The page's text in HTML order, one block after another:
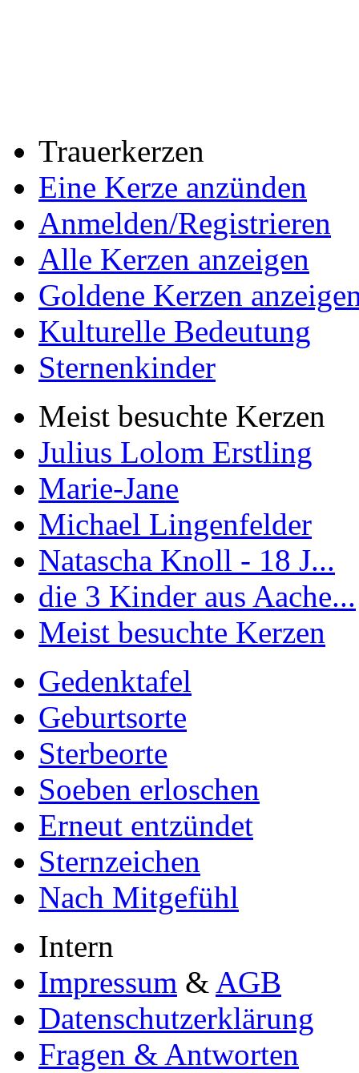
Trauerkerzen
Eine Kerze anzünden
Anmelden/Registrieren
Alle Kerzen anzeigen
Goldene Kerzen
Kulturelle Bedeutung
Sternenkinder
Meist besuchte Kerzen
Julius Lolom Erstling
Marie-Jane
Michael Lingenfelder
Natascha Knoll - 18 J...
die 3 Kinder aus Aache...
Meist besuchte Kerzen
Gedenktafel
Geburtsorte
Sterbeorte
Soeben erloschen
Erneut entzündet
Sternzeichen
Nach Mitgefühl
Intern
Impressum & AGB
Datenschutzerklärung
Fragen & Antworten